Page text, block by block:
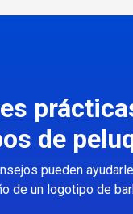
de
pueden
de un logotipo de